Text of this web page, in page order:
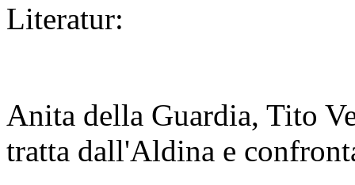
Literatur:
Anita della Guardia, Tito
tratta dall'Aldina e